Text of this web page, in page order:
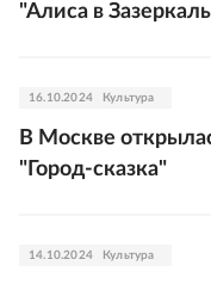
"Алиса в
16.10.2024 Культура
В Москве
"Город-сказка"
14.10.2024 Культура